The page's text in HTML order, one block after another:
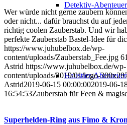
Detektiv-Abenteuer
Haustier-Abenteuer
Wer würde nicht gerne zaubern
oder nicht... dafür brauchst du auf
richtig coolen Zauberstab. Und wir
perfekte Zauberstab Bastel-Idee für
https://www.juhubelbox.de/wp-
content/uploads/Zauberstab_Fee.jpg
Astrid https://www.juhubelbox.de/wp-
content/uploads/2019/01/logo-
Astrid2019-06-15 00:00:002019-06-
16:54:53Zauberstab für Feen &
Superhelden-Ring aus Fimo &